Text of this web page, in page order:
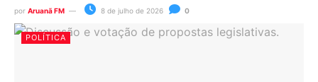
por Aruanã FM 8 de julho de 2026 0
POLÍTICA